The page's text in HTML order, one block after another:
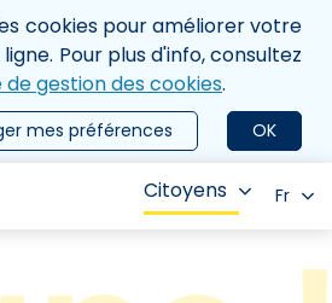
cookies pour améliorer votre
Pour plus d'info, consultez
gestion des cookies.
OK
mes préférences
Citoyens Fr